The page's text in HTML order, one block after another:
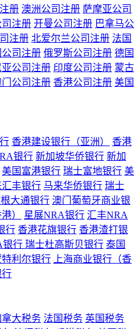
册 澳洲公司注册 萨摩亚公司
司注册 开曼公司注册 巴拿马公
注册 北爱尔兰公司注册 法国
公司注册 俄罗斯公司注册 德国
亚公司注册 印度公司注册 蒙古
门公司注册 香港公司注册 美国
香港建设银行（亚洲）
香港
银行 新加坡华侨银行 新加
美国富港银行 瑞士富地银行 美
汇丰银行 马来华侨银行 瑞士
大通银行 澳门葡萄牙商业银
） 星展NRA银行 汇丰NRA
行 香港花旗银行 香港渣打银
银行 瑞士杜高斯贝银行 泰国
利尔银行
上海商业银行（香
行
拿大税务 法国税务 英国税务